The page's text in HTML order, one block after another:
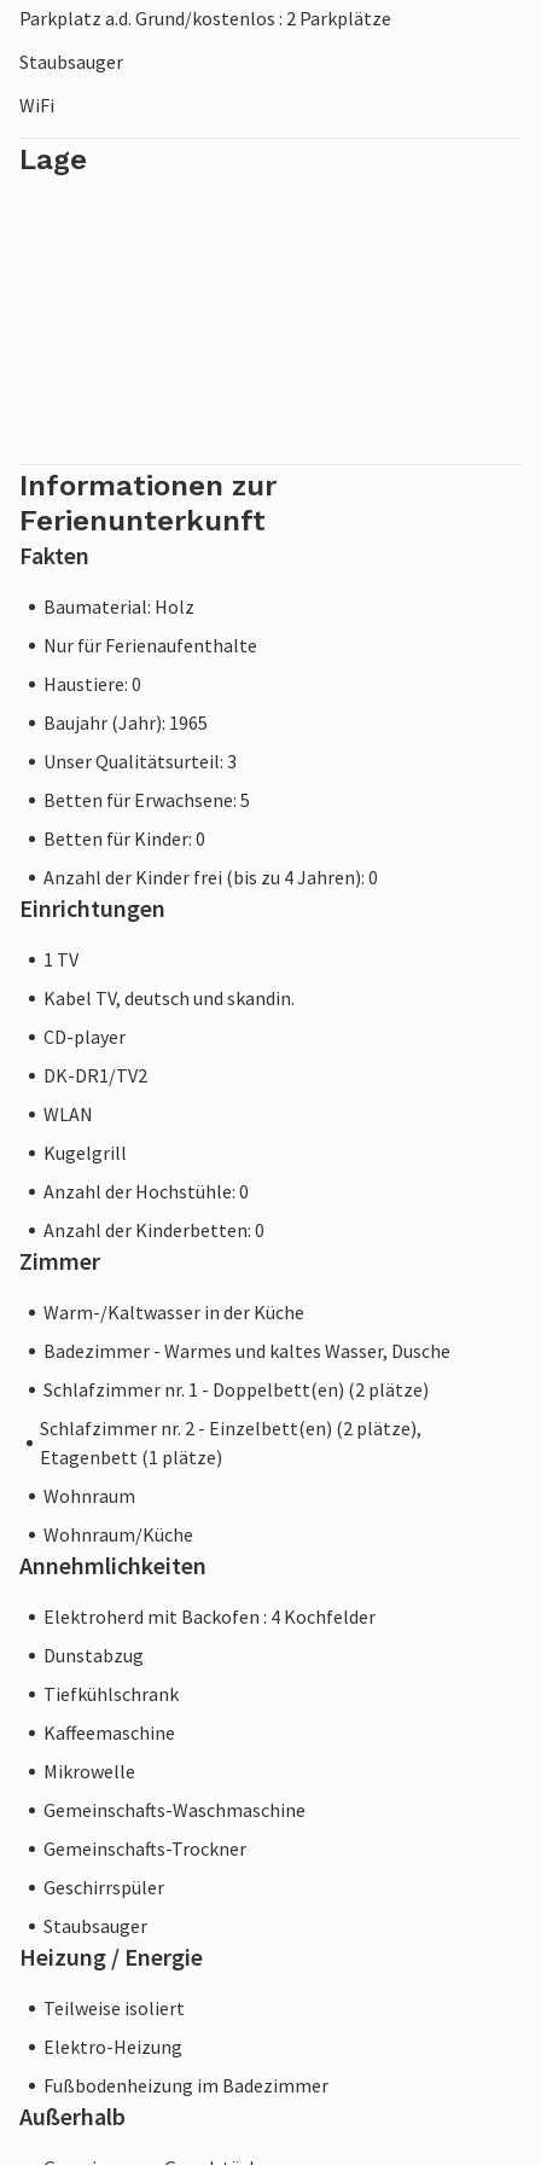
Parkplatz a.d. Grund/kostenlos : 2 Parkplätze
Staubsauger
WiFi
Lage
Informationen zur
Ferienunterkunft
Fakten
Baumaterial: Holz
Nur für Ferienaufenthalte
Haustiere: 0
Baujahr (Jahr): 1965
Unser Qualitätsurteil: 3
Betten für Erwachsene: 5
Betten für Kinder: 0
Anzahl der Kinder frei (bis zu 4 Jahren): 0
Einrichtungen
1 TV
Kabel TV, deutsch und skandin.
CD-player
DK-DR1/TV2
WLAN
Kugelgrill
Anzahl der Hochstühle: 0
Anzahl der Kinderbetten: 0
Zimmer
Warm-/Kaltwasser in der Küche
Badezimmer - Warmes und kaltes Wasser, Dusche
Schlafzimmer nr. 1 - Doppelbett(en) (2 plätze)
Schlafzimmer nr. 2 - Einzelbett(en) (2 plätze),
Etagenbett (1 plätze)
Wohnraum
Wohnraum/Küche
Annehmlichkeiten
Elektroherd mit Backofen : 4 Kochfelder
Dunstabzug
Tiefkühlschrank
Kaffeemaschine
Mikrowelle
Gemeinschafts-Waschmaschine
Gemeinschafts-Trockner
Geschirrspüler
Staubsauger
Heizung / Energie
Teilweise isoliert
Elektro-Heizung
Fußbodenheizung im Badezimmer
Außerhalb